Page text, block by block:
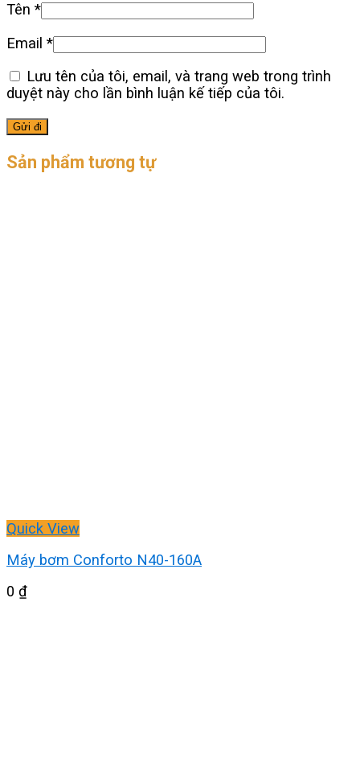
Tên *
Email *
Lưu tên của tôi, email, và trang web trong trình
duyệt này cho lần bình luận kế tiếp của tôi.
Sản phẩm tương tự
Quick View
Máy bơm Conforto N40-160A
0 ₫